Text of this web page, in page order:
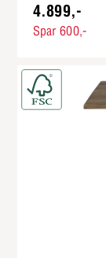
4.899,-
Spar 600,-